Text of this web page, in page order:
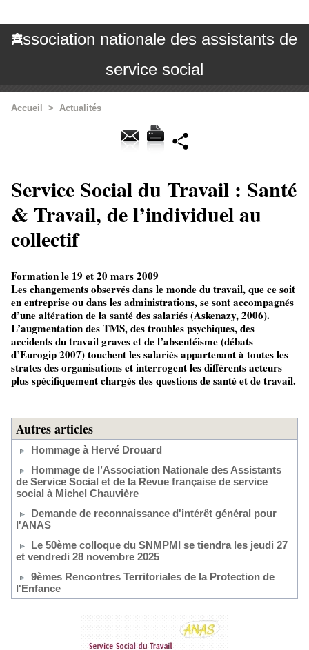
Association nationale des assistants de
service social
Accueil > Actualités
Service Social du Travail : Santé
& Travail, de l’individuel au
collectif
Formation le 19 et 20 mars 2009
Les changements observés dans le monde du travail, que ce soit
en entreprise ou dans les administrations, se sont accompagnés
d’une altération de la santé des salariés (Askenazy, 2006).
L’augmentation des TMS, des troubles psychiques, des
accidents du travail graves et de l’absentéisme (débats
d’Eurogip 2007) touchent les salariés appartenant à toutes les
strates des organisations et interrogent les différents acteurs
plus spécifiquement chargés des questions de santé et de travail.
Autres articles
Hommage à Hervé Drouard
Hommage de l’Association Nationale des Assistants
de Service Social et de la Revue française de service
social à Michel Chauvière
Demande de reconnaissance d'intérêt général pour
l'ANAS
Le 50ème colloque du SNMPMI se tiendra les jeudi 27
et vendredi 28 novembre 2025
9èmes Rencontres Territoriales de la Protection de
l'Enfance